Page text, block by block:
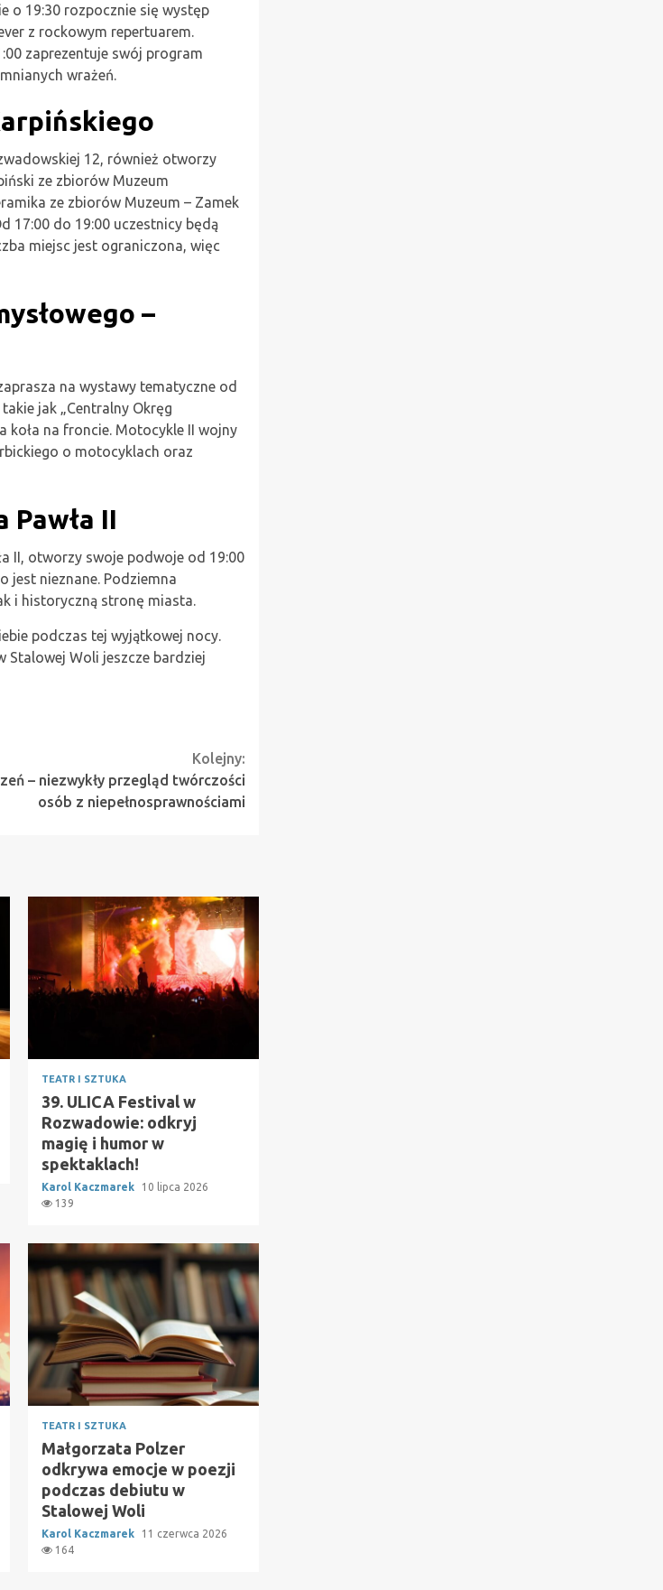
o 19:30 rozpocznie się występ
z rockowym repertuarem.
zaprezentuje swój program
wrażeń.
12, również otworzy
ze zbiorów Muzeum
ze zbiorów Muzeum – Zamek
17:00 do 19:00 uczestnicy będą
miejsc jest ograniczona, więc
–
na wystawy tematyczne od
jak „Centralny Okręg
koła na froncie. Motocykle II wojny
o motocyklach oraz
II
II, otworzy swoje podwoje od 19:00
jest nieznane. Podziemna
i historyczną stronę miasta.
podczas tej wyjątkowej nocy.
Stalowej Woli jeszcze bardziej
Kolejny:
– niezwykły przegląd twórczości
osób z niepełnosprawnościami
TEATR I SZTUKA
39. ULICA Festival w
Rozwadowie: odkryj
magię i humor w
spektaklach!
Karol Kaczmarek
10 lipca 2026
139
TEATR I SZTUKA
Małgorzata Polzer
odkrywa emocje w poezji
podczas debiutu w
Stalowej Woli
Karol Kaczmarek
11 czerwca 2026
164